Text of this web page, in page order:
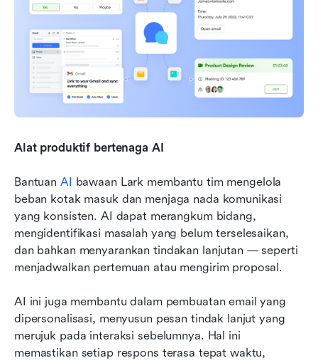
Alat produktif bertenaga AI
Bantuan AI bawaan Lark membantu tim mengelola
beban kotak masuk dan menjaga nada komunikasi
yang konsisten. AI dapat merangkum bidang,
mengidentifikasi masalah yang belum terselesaikan,
dan bahkan menyarankan tindakan lanjutan — seperti
menjadwalkan pertemuan atau mengirim proposal.
AI ini juga membantu dalam pembuatan email yang
dipersonalisasi, menyusun pesan tindak lanjut yang
merujuk pada interaksi sebelumnya. Hal ini
memastikan setiap respons terasa tepat waktu,